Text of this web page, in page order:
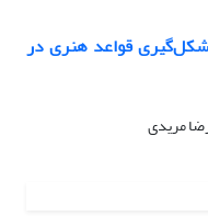
شکل‌گیری قواعد هنری در
مریدی